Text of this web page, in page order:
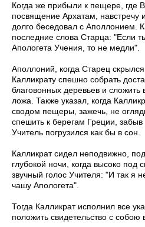
Когда же прибыли к пещере, где
посвящение Архатам,
долго беседовал с Аполлонием.
последние слова Старца: "Если
Апологета Учения, то не медли".
Аполлоний, когда Старец
Калликрату спешно собрать
благовонных деревьев и
ложа. Также указал, когда
сводом пещеры, зажечь, не
спешить к берегам Греции,
Учитель погрузился как бы в сон.
Калликрат сидел неподвижно,
глубокой ночи, когда высоко под
звучный голос Учителя: "И так я
чашу Апологета".
Тогда Калликрат исполнил все
положить свидетельство с собою